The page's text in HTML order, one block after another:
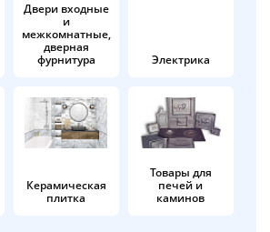
Двери входные
и
межкомнатные,
дверная
фурнитура
Электрика
Керамическая
плитка
Товары для
печей и
каминов
раз в 2
Остались вопросы?
8 800 302-02-51
plait.ru